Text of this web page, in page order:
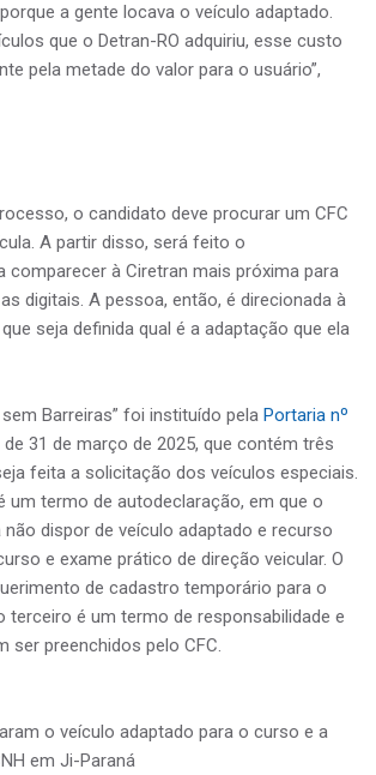
a gente locava o veículo adaptado.
que o Detran-RO adquiriu, esse custo
pela metade do valor para o usuário”,
o candidato deve procurar um CFC
A partir disso, será feito o
comparecer à Ciretran mais próxima para
digitais. A pessoa, então, é direcionada à
seja definida qual é a adaptação que ela
sem Barreiras” foi instituído pela Portaria nº
de 31 de março de 2025, que contém três
feita a solicitação dos veículos especiais.
um termo de autodeclaração, em que o
dispor de veículo adaptado e recurso
e exame prático de direção veicular. O
de cadastro temporário para o
terceiro é um termo de responsabilidade e
ser preenchidos pelo CFC.
o veículo adaptado para o curso e a
em Ji-Paraná